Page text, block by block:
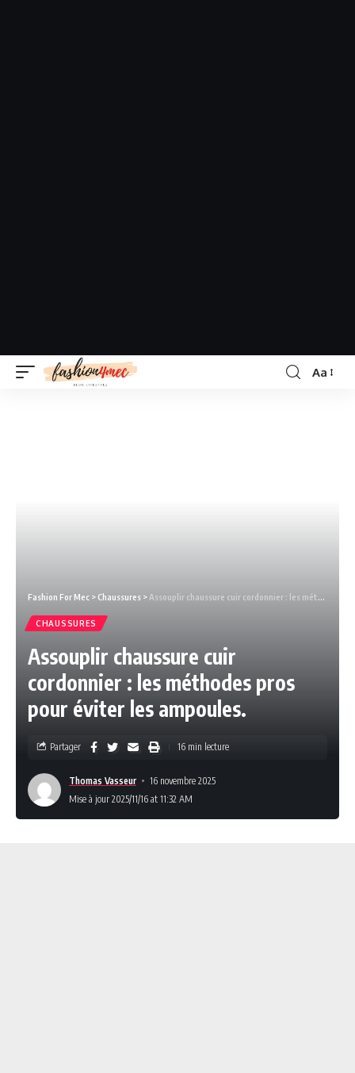
Aa
Fashion For Mec > Chaussures > Assouplir chaussure cuir cordonnier : les méthodes pros pour éviter les ampoules.
CHAUSSURES
Assouplir chaussure cuir
cordonnier : les méthodes pros
pour éviter les ampoules.
Thomas Vasseur
16 novembre 2025
Mise à jour 2025/11/16 at 11:32 AM
Partager 16 min lecture